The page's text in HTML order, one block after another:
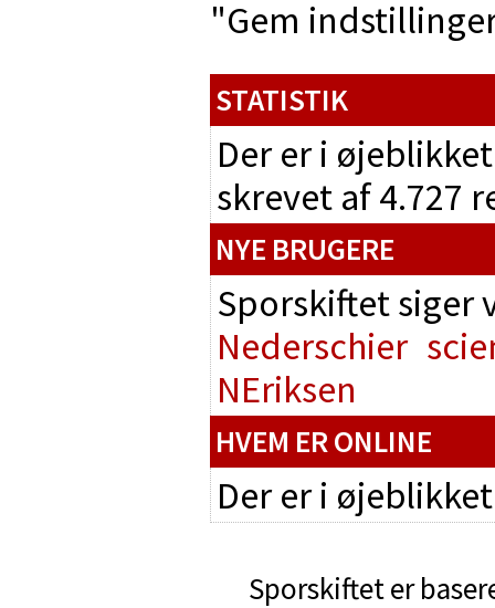
"Gem
STATISTIK
Der er i
skrevet af 4.727
NYE BRUGERE
Sporskiftet
Nederschier
NEriksen
HVEM ER ONLINE
Der er i
Sporskiftet er